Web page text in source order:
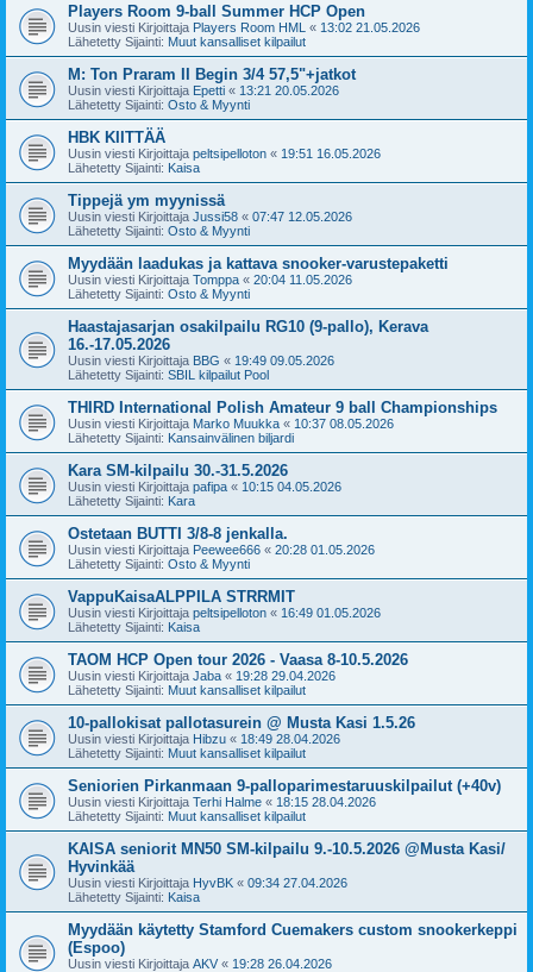
Players Room 9-ball Summer HCP Open
Uusin viesti Kirjoittaja Players Room HML « 13:02 21.05.2026
Lähetetty Sijainti: Muut kansalliset kilpailut
M: Ton Praram II Begin 3/4 57,5"+jatkot
Uusin viesti Kirjoittaja Epetti « 13:21 20.05.2026
Lähetetty Sijainti: Osto & Myynti
HBK KIITTÄÄ
Uusin viesti Kirjoittaja peltsipelloton « 19:51 16.05.2026
Lähetetty Sijainti: Kaisa
Tippejä ym myynissä
Uusin viesti Kirjoittaja Jussi58 « 07:47 12.05.2026
Lähetetty Sijainti: Osto & Myynti
Myydään laadukas ja kattava snooker-varustepaketti
Uusin viesti Kirjoittaja Tomppa « 20:04 11.05.2026
Lähetetty Sijainti: Osto & Myynti
Haastajasarjan osakilpailu RG10 (9-pallo), Kerava
16.-17.05.2026
Uusin viesti Kirjoittaja BBG « 19:49 09.05.2026
Lähetetty Sijainti: SBIL kilpailut Pool
THIRD International Polish Amateur 9 ball Championships
Uusin viesti Kirjoittaja Marko Muukka « 10:37 08.05.2026
Lähetetty Sijainti: Kansainvälinen biljardi
Kara SM-kilpailu 30.-31.5.2026
Uusin viesti Kirjoittaja pafipa « 10:15 04.05.2026
Lähetetty Sijainti: Kara
Ostetaan BUTTI 3/8-8 jenkalla.
Uusin viesti Kirjoittaja Peewee666 « 20:28 01.05.2026
Lähetetty Sijainti: Osto & Myynti
VappuKaisaALPPILA STRRMIT
Uusin viesti Kirjoittaja peltsipelloton « 16:49 01.05.2026
Lähetetty Sijainti: Kaisa
TAOM HCP Open tour 2026 - Vaasa 8-10.5.2026
Uusin viesti Kirjoittaja Jaba « 19:28 29.04.2026
Lähetetty Sijainti: Muut kansalliset kilpailut
10-pallokisat pallotasurein @ Musta Kasi 1.5.26
Uusin viesti Kirjoittaja Hibzu « 18:49 28.04.2026
Lähetetty Sijainti: Muut kansalliset kilpailut
Seniorien Pirkanmaan 9-palloparimestaruuskilpailut (+40v)
Uusin viesti Kirjoittaja Terhi Halme « 18:15 28.04.2026
Lähetetty Sijainti: Muut kansalliset kilpailut
KAISA seniorit MN50 SM-kilpailu 9.-10.5.2026 @Musta Kasi/
Hyvinkää
Uusin viesti Kirjoittaja HyvBK « 09:34 27.04.2026
Lähetetty Sijainti: Kaisa
Myydään käytetty Stamford Cuemakers custom snookerkeppi
(Espoo)
Uusin viesti Kirjoittaja AKV « 19:28 26.04.2026